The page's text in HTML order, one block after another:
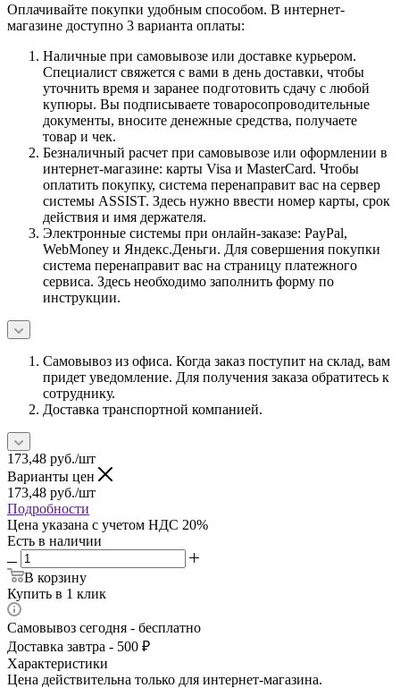
Оплачивайте покупки удобным способом. В интернет-
магазине доступно 3 варианта оплаты:
Наличные при самовывозе или доставке курьером.
Специалист свяжется с вами в день доставки, чтобы
уточнить время и заранее подготовить сдачу с любой
купюры. Вы подписываете товаросопроводительные
документы, вносите денежные средства, получаете
товар и чек.
Безналичный расчет при самовывозе или оформлении в
интернет-магазине: карты Visa и MasterCard. Чтобы
оплатить покупку, система перенаправит вас на сервер
системы ASSIST. Здесь нужно ввести номер карты, срок
действия и имя держателя.
Электронные системы при онлайн-заказе: PayPal,
WebMoney и Яндекс.Деньги. Для совершения покупки
система перенаправит вас на страницу платежного
сервиса. Здесь необходимо заполнить форму по
инструкции.
Самовывоз из офиса. Когда заказ поступит на склад, вам
придет уведомление. Для получения заказа обратитесь к
сотруднику.
Доставка транспортной компанией.
173,48 руб./шт
Варианты цен
173,48 руб./шт
Подробности
Цена указана с учетом НДС 20%
Есть в наличии
В корзину
Купить в 1 клик
Самовывоз сегодня - бесплатно
Доставка завтра - 500 ₽
Характеристики
Цена действительна только для интернет-магазина.